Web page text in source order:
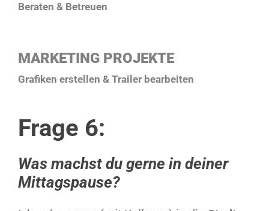
Beraten & Betreuen
MARKETING PROJEKTE
Grafiken erstellen & Trailer bearbeiten
Frage 6:
Was machst du gerne in deiner
Mittagspause?